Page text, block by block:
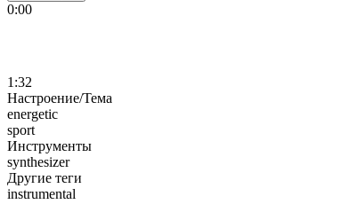
0:00
1:32
Настроение/Тема
energetic
sport
Инструменты
synthesizer
Другие теги
instrumental